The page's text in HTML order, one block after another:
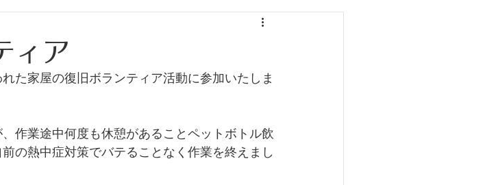
ィア
た家屋の復旧ボランティア活動に参加いたしま
作業途中何度も休憩があることペットボトル飲
の熱中症対策でバテることなく作業を終えまし